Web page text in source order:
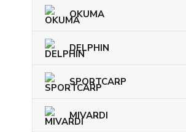
OKUMA
DELPHIN
SPORTCARP
MIVARDI